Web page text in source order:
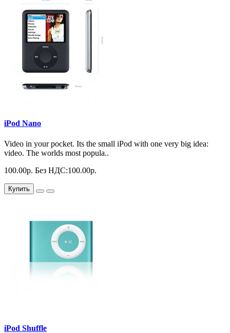
iPod Nano
Video in your pocket. Its the small iPod with one very big idea:
video. The worlds most popula..
100.00р. Без НДС:100.00р.
Купить
iPod Shuffle